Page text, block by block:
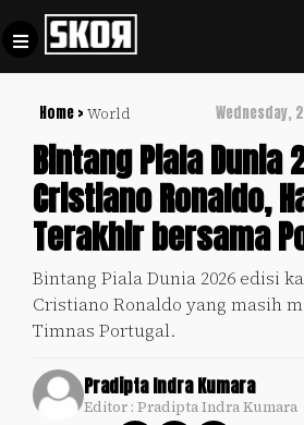
Home > World Wednesday,
Bintang Piala Dunia
Cristiano Ronaldo,
Terakhir bersama
Bintang Piala Dunia 2026 edisi
Cristiano Ronaldo yang masih
Timnas Portugal.
Pradipta Indra Kumara
Editor : Pradipta Indra Kumara
Football +
Culture +
+
Timnas
Indonesia
SKOR
Policy
Pedoman
Pemberitaan
Media
Siber
Kami